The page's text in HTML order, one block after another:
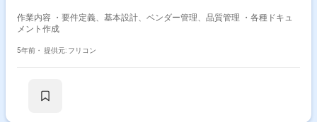
作業内容 ・要件定義、基本設計、ベンダー管理、品質管理 ・各種ドキュ
メント作成
5年前・ 提供元: フリコン